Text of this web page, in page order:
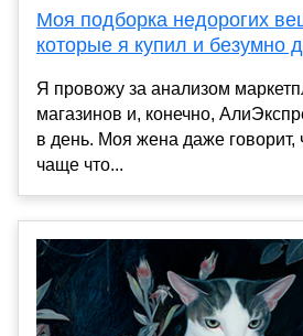
Моя подборка недорогих
которые я купил и безумно
Я провожу за анализом
магазинов и, конечно,
в день. Моя жена даже говорит,
чаще что...